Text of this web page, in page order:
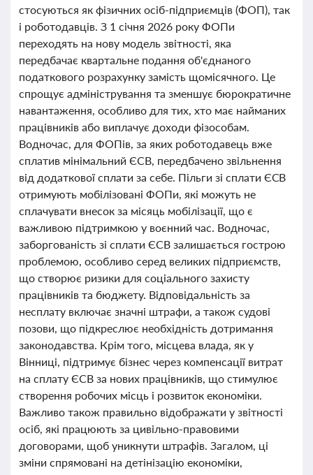
стосуються як фізичних осіб-підприємців (ФОП), так
і роботодавців. З 1 січня 2026 року ФОПи
переходять на нову модель звітності, яка
передбачає квартальне подання об'єднаного
податкового розрахунку замість щомісячного. Це
спрощує адміністрування та зменшує бюрократичне
навантаження, особливо для тих, хто має найманих
працівників або виплачує доходи фізособам.
Водночас, для ФОПів, за яких роботодавець вже
сплатив мінімальний ЄСВ, передбачено звільнення
від додаткової сплати за себе. Пільги зі сплати ЄСВ
отримують мобілізовані ФОПи, які можуть не
сплачувати внесок за місяць мобілізації, що є
важливою підтримкою у воєнний час. Водночас,
заборгованість зі сплати ЄСВ залишається гострою
проблемою, особливо серед великих підприємств,
що створює ризики для соціального захисту
працівників та бюджету. Відповідальність за
несплату включає значні штрафи, а також судові
позови, що підкреслює необхідність дотримання
законодавства. Крім того, місцева влада, як у
Вінниці, підтримує бізнес через компенсації витрат
на сплату ЄСВ за нових працівників, що стимулює
створення робочих місць і розвиток економіки.
Важливо також правильно відображати у звітності
осіб, які працюють за цивільно-правовими
договорами, щоб уникнути штрафів. Загалом, ці
зміни спрямовані на детінізацію економіки,